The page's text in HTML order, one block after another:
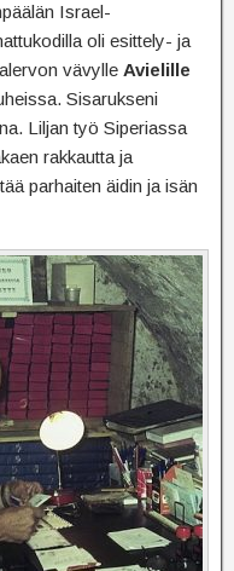
Israel-
oli esittely- ja
vävylle Avielille
Sisarukseni
Liljan työ Siperiassa
rakkautta ja
parhaiten äidin ja isän